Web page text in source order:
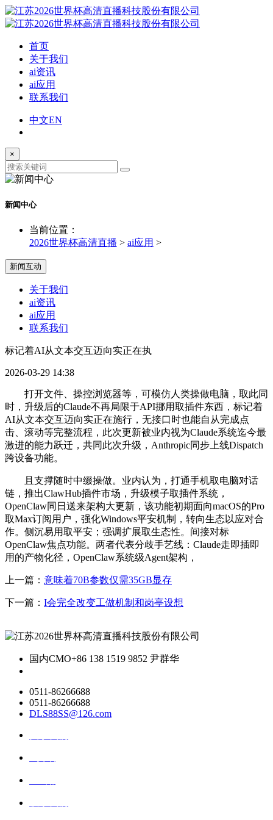
首页
关于我们
ai资讯
ai应用
联系我们
中文EN
×
新闻中心
当前位置：
2026世界杯高清直播 > ai应用 >
新闻互动
关于我们
ai资讯
ai应用
联系我们
标记着AI从文本交互迈向实正在执
2026-03-29 14:38
打开文件、操控浏览器等，可模仿人类操做电脑，取此同
时，升级后的Claude不再局限于API挪用取插件东西，标记着
AI从文本交互迈向实正在施行，无接口时也能自从完成点
击、滚动等完整流程，此次更新被业内视为Claude系统迄今最
激进的能力跃迁，共同此次升级，Anthropic同步上线Dispatch
跨设备功能。
且支撑随时中缀操做。业内认为，打通手机取电脑对话
链，推出ClawHub插件市场，升级模子取插件系统，
OpenClaw同日送来架构大更新，该功能初期面向macOS的Pro
取Max订阅用户，强化Windows平安机制，转向生态以应对合
作。侧沉易用取平安；强调扩展取生态性。间接对标
OpenClaw焦点功能。两者代表分歧手艺线：Claude走即插即
用的产物化径，OpenClaw系统级Agent架构，
上一篇： 意味着70B参数仅需35GB显存
下一篇： I会完全改变工做机制和岗亭设想
国内CMO+86 138 1519 9852 尹群华
0511-86266688
0511-86266688
DLS88SS@126.com